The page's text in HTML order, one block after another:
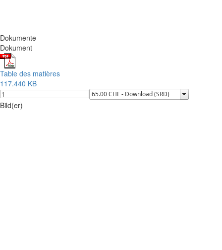
Dokumente
Dokument
Table des matières
117.440 KB
Bild(er)